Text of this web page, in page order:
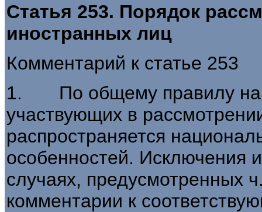
Статья 253. Порядок
иностранных лиц
Комментарий к статье 253
1. По общему правилу на
участвующих в
распространяется
особенностей. Исключения
случаях, предусмотренных
комментарии к